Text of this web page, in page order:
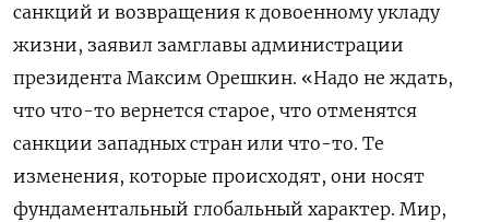
санкций и возвращения к довоенному укладу
жизни, заявил замглавы администрации
президента Максим Орешкин. «Надо не ждать,
что что-то вернется старое, что отменятся
санкции западных стран или что-то. Те
изменения, которые происходят, они носят
фундаментальный глобальный характер. Мир,